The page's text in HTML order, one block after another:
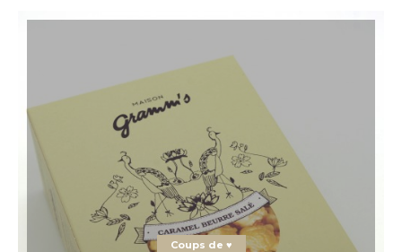
Coups de ♥